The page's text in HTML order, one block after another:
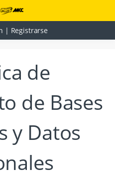
| Registrarse
de
de Bases
y Datos